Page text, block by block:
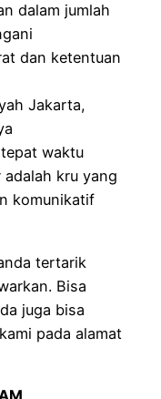
dalam jumlah
dan ketentuan
Jakarta,
waktu
kru yang
komunikatif
tertarik
Bisa
juga bisa
pada alamat